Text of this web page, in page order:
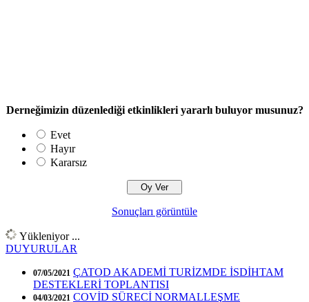
Derneğimizin düzenlediği etkinlikleri yararlı buluyor musunuz?
Evet
Hayır
Kararsız
Sonuçları görüntüle
Yükleniyor ...
DUYURULAR
07/05/2021 ÇATOD AKADEMİ TURİZMDE İSDİHTAM
DESTEKLERİ TOPLANTISI
04/03/2021 COVİD SÜRECİ NORMALLEŞME